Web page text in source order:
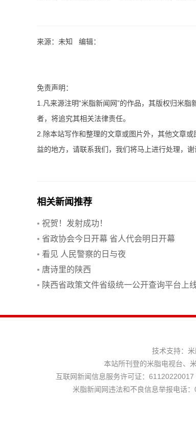
来源：未知 编辑：
免责声明：
1.凡来源注明“米脂新闻网”的作品，其版权归米
者，将追究其相关法律责任。
2.除本站写作和整理的文章或图片外，其他文章
益的地方，请联系我们，我们将马上进行处理，谢
相关新闻推荐
• 祝贺！发射成功！
• 省政协会今日开幕 省人代会明日开幕
• 看见 人民警察的日与夜
• 唐诗里的陕西
• 陕西省政策文件省级统一公开查询平台上
技术支持：
本站所刊登的米脂电视台、
互联网新闻信息服务许可证：
米脂新闻网违法和不良信息举报电话